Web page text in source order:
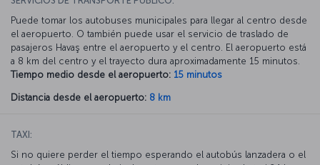
Puede tomar los autobuses municipales para llegar al centro desde
el aeropuerto. O también puede usar el servicio de traslado de
pasajeros Havaş entre el aeropuerto y el centro. El aeropuerto está
a 8 km del centro y el trayecto dura aproximadamente 15 minutos.
Tiempo medio desde el aeropuerto: 15 minutos
Distancia desde el aeropuerto: 8 km
TAXI:
Si no quiere perder el tiempo esperando el autobús lanzadera o el